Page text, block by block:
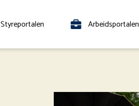
Styreportalen Arbeidsportalen